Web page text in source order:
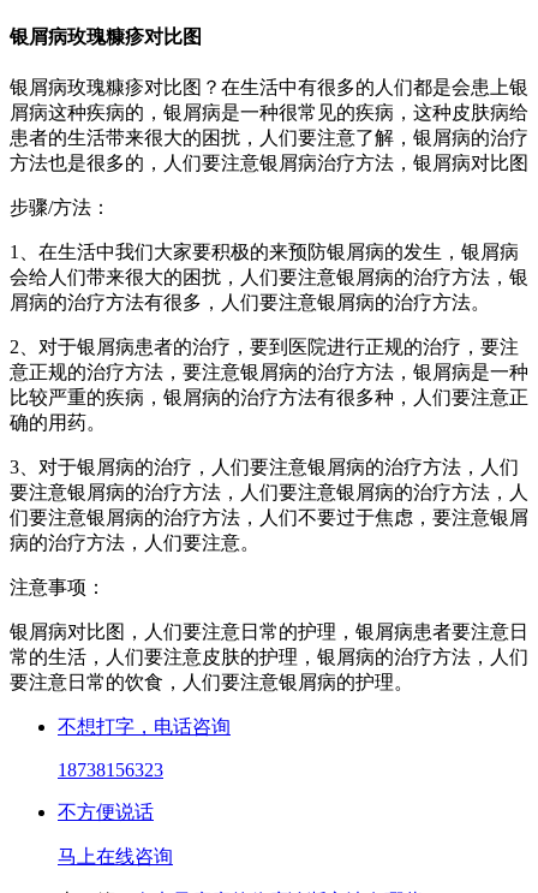
银屑病玫瑰糠疹对比图
银屑病玫瑰糠疹对比图？在生活中有很多的人们都是会患上银
屑病这种疾病的，银屑病是一种很常见的疾病，这种皮肤病给
患者的生活带来很大的困扰，人们要注意了解，银屑病的治疗
方法也是很多的，人们要注意银屑病治疗方法，银屑病对比图
步骤/方法：
1、在生活中我们大家要积极的来预防银屑病的发生，银屑病
会给人们带来很大的困扰，人们要注意银屑病的治疗方法，银
屑病的治疗方法有很多，人们要注意银屑病的治疗方法。
2、对于银屑病患者的治疗，要到医院进行正规的治疗，要注
意正规的治疗方法，要注意银屑病的治疗方法，银屑病是一种
比较严重的疾病，银屑病的治疗方法有很多种，人们要注意正
确的用药。
3、对于银屑病的治疗，人们要注意银屑病的治疗方法，人们
要注意银屑病的治疗方法，人们要注意银屑病的治疗方法，人
们要注意银屑病的治疗方法，人们不要过于焦虑，要注意银屑
病的治疗方法，人们要注意。
注意事项：
银屑病对比图，人们要注意日常的护理，银屑病患者要注意日
常的生活，人们要注意皮肤的护理，银屑病的治疗方法，人们
要注意日常的饮食，人们要注意银屑病的护理。
不想打字，电话咨询
18738156323
不方便说话
马上在线咨询